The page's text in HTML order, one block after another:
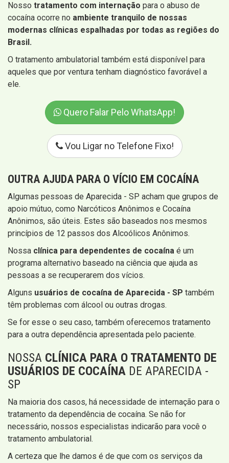
Nosso tratamento com internação para o abuso de
cocaína ocorre no ambiente tranquilo de nossas
modernas clínicas espalhadas por todas as regiões do
Brasil.
O tratamento ambulatorial também está disponível para
aqueles que por ventura tenham diagnóstico favorável a
ele.
Quero Falar Pelo WhatsApp!
Vou Ligar no Telefone Fixo!
OUTRA AJUDA PARA O VÍCIO EM COCAÍNA
Algumas pessoas de Aparecida - SP acham que grupos de
apoio mútuo, como Narcóticos Anônimos e Cocaína
Anônimos, são úteis. Estes são baseados nos mesmos
princípios de 12 passos dos Alcoólicos Anônimos.
Nossa clínica para dependentes de cocaína é um
programa alternativo baseado na ciência que ajuda as
pessoas a se recuperarem dos vícios.
Alguns usuários de cocaína de Aparecida - SP também
têm problemas com álcool ou outras drogas.
Se for esse o seu caso, também oferecemos tratamento
para a outra dependência apresentada pelo paciente.
NOSSA CLÍNICA PARA O TRATAMENTO DE
USUÁRIOS DE COCAÍNA DE APARECIDA -
SP
Na maioria dos casos, há necessidade de internação para o
tratamento da dependência de cocaína. Se não for
necessário, nossos especialistas indicarão para você o
tratamento ambulatorial.
A certeza que lhe damos é de que com os serviços da